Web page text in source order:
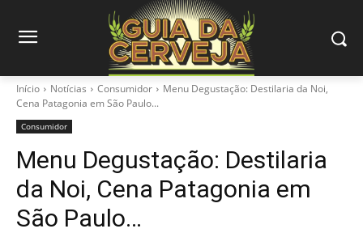
Início Notícias Consumidor
Menu Degustação: Destilaria da Noi,
Cena Patagonia em São Paulo...
Consumidor
Menu Degustação: Destilaria
da Noi, Cena Patagonia em
São Paulo…